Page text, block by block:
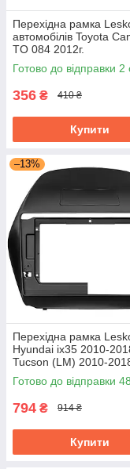
Перехідна рамка
автомобілів Toyota
TO 084 2012г.
Готово до відправки 2
356 ₴ 410 ₴
Купити
–13%
Перехідна рамка
Hyundai ix35 2010-
Tucson (LM) 2010-
136T) Black
Готово до відправки
794 ₴ 914 ₴
Купити